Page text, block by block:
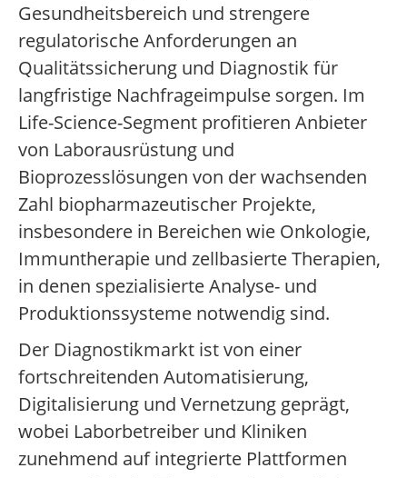
Gesundheitsbereich und strengere
regulatorische Anforderungen an
Qualitätssicherung und Diagnostik für
langfristige Nachfrageimpulse sorgen. Im
Life-Science-Segment profitieren Anbieter
von Laborausrüstung und
Bioprozesslösungen von der wachsenden
Zahl biopharmazeutischer Projekte,
insbesondere in Bereichen wie Onkologie,
Immuntherapie und zellbasierte Therapien,
in denen spezialisierte Analyse- und
Produktionssysteme notwendig sind.
Der Diagnostikmarkt ist von einer
fortschreitenden Automatisierung,
Digitalisierung und Vernetzung geprägt,
wobei Laborbetreiber und Kliniken
zunehmend auf integrierte Plattformen